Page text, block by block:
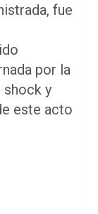
fue
por la
shock y
este acto